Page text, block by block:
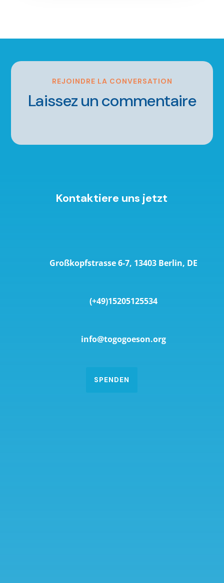
REJOINDRE LA CONVERSATION
Laissez un commentaire
Kontaktiere uns jetzt
Großkopfstrasse 6-7, 13403 Berlin, DE
(+49)15205125534
info@togogoeson.org
SPENDEN